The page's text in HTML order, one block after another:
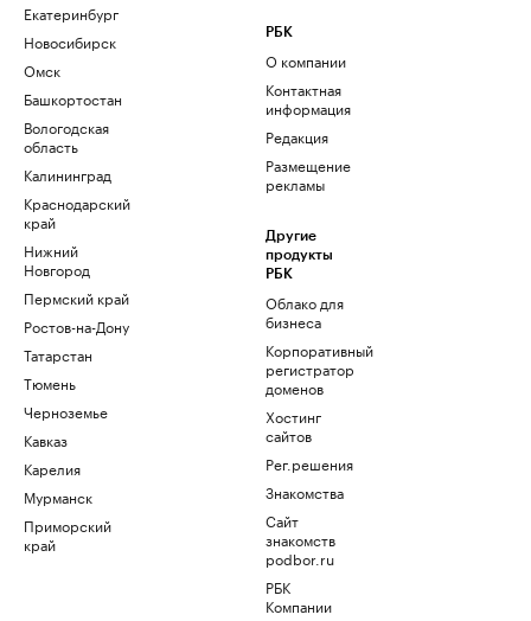
Екатеринбург
Новосибирск
Омск
Башкортостан
Вологодская
область
Калининград
Краснодарский
край
Нижний
Новгород
Пермский край
Ростов-на-Дону
Татарстан
Тюмень
Черноземье
Кавказ
Карелия
Мурманск
Приморский
край
РБК
О компании
Контактная
информация
Редакция
Размещение
рекламы
Другие
продукты
РБК
Облако для
бизнеса
Корпоративный
регистратор
доменов
Хостинг
сайтов
Рег.решения
Знакомства
Сайт
знакомств
podbor.ru
РБК
Компании